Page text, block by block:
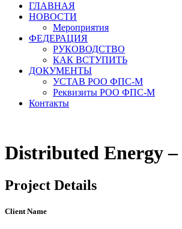
ГЛАВНАЯ
НОВОСТИ
Мероприятия
ФЕДЕРАЦИЯ
РУКОВОДСТВО
КАК ВСТУПИТЬ
ДОКУМЕНТЫ
УСТАВ РОО ФПС-М
Реквизиты РОО ФПС-М
Контакты
Distributed Energy
Project Details
Client Name